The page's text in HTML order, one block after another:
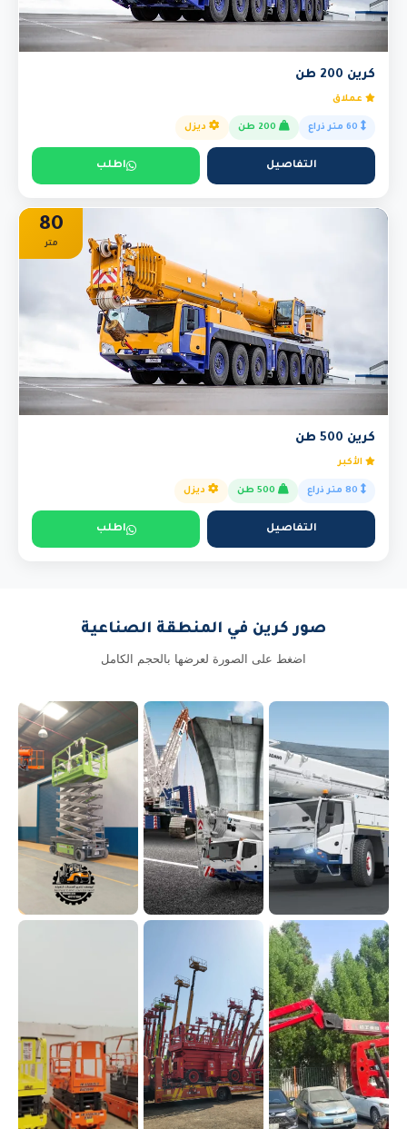
كرين 200 طن
عملاق
ديزل
التفاصيل اطلب
80
متر
كرين 500 طن
الأكبر
ديزل
التفاصيل اطلب
صور كرين في المنطقة الصناعية
اضغط على الصورة لعرضها بالحجم الكامل